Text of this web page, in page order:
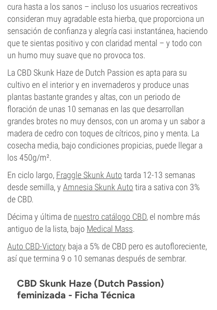
cura hasta a los sanos – incluso los usuarios recreativos
consideran muy agradable esta hierba, que proporciona un
sensación de confianza y alegría casi instantánea, haciendo
que te sientas positivo y con claridad mental – y todo con
un humo muy suave que no provoca tos.
La CBD Skunk Haze de Dutch Passion es apta para su
cultivo en el interior y en invernaderos y produce unas
plantas bastante grandes y altas, con un periodo de
floración de unas 10 semanas en las que desarrollan
grandes brotes no muy densos, con un aroma y un sabor a
madera de cedro con toques de cítricos, pino y menta. La
cosecha media, bajo condiciones propicias, puede llegar a
los 450g/m².
En ciclo largo, Fraggle Skunk Auto tarda 12-13 semanas
desde semilla, y Amnesia Skunk Auto tira a sativa con 3%
de CBD.
Décima y última de nuestro catálogo CBD, el nombre más
antiguo de la lista, bajo Medical Mass.
Auto CBD-Victory baja a 5% de CBD pero es autofloreciente,
así que termina 9 o 10 semanas después de sembrar.
CBD Skunk Haze (Dutch Passion)
feminizada - Ficha Técnica